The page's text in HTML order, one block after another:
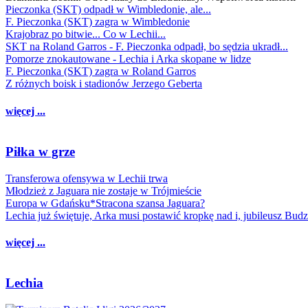
Pieczonka (SKT) odpadł w Wimbledonie, ale...
F. Pieczonka (SKT) zagra w Wimbledonie
Krajobraz po bitwie... Co w Lechii...
SKT na Roland Garros - F. Pieczonka odpadł, bo sędzia ukradł...
Pomorze znokautowane - Lechia i Arka skopane w lidze
F. Pieczonka (SKT) zagra w Roland Garros
Z różnych boisk i stadionów Jerzego Geberta
więcej ...
Piłka w grze
Transferowa ofensywa w Lechii trwa
Młodzież z Jaguara nie zostaje w Trójmieście
Europa w Gdańsku*Stracona szansa Jaguara?
Lechia już świętuje, Arka musi postawić kropkę nad i, jubileusz
więcej ...
Lechia